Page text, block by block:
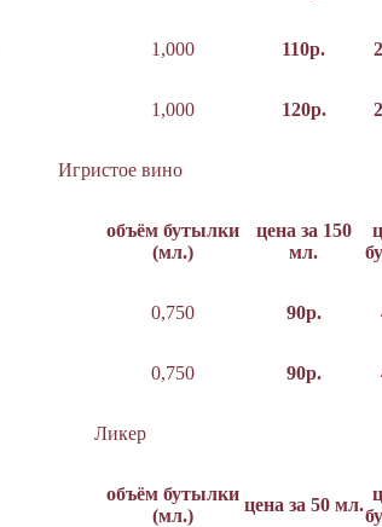
1,000 110р.
1,000 120р.
Игристое вино
объём бутылки
(мл.)
цена за 150
мл.
0,750 90р.
0,750 90р.
Ликер
объём бутылки
(мл.)
цена за 50 мл.